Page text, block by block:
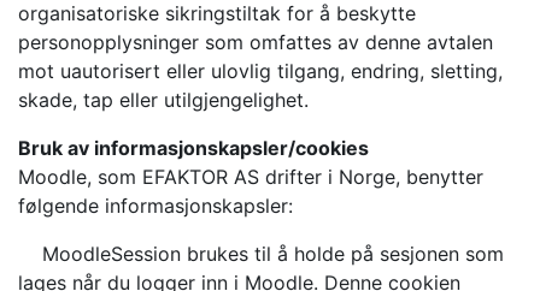
organisatoriske sikringstiltak for å beskytte
personopplysninger som omfattes av denne avtalen
mot uautorisert eller ulovlig tilgang, endring, sletting,
skade, tap eller utilgjengelighet.
Bruk av informasjonskapsler/cookies
Moodle, som EFAKTOR AS drifter i Norge, benytter
følgende informasjonskapsler:
MoodleSession brukes til å holde på sesjonen som
lages når du logger inn i Moodle. Denne cookien